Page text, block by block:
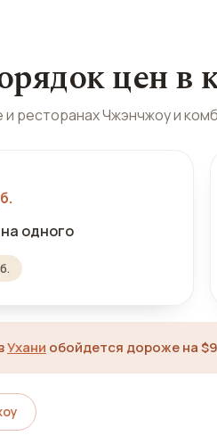
цен в
ресторанах Чжэнчжоу и
одного
Ухани обойдется дороже на